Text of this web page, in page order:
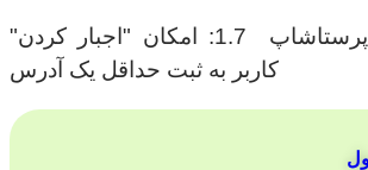
ویژگی جدید در پرستاشاپ 1.7: امکان "اجبار کردن"
کاربر به ثبت حداقل یک آدرس